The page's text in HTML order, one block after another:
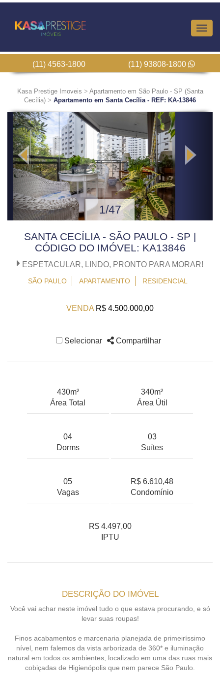
(11) 4563-1800 (11) 93808-1800
Kasa Prestige Imoveis > Apartamento em São Paulo - SP (Santa
Cecília) > Apartamento em Santa Cecília - REF: KA-13846
2/47
Previous
SANTA CECÍLIA - SÃO PAULO - SP |
CÓDIGO DO IMÓVEL: KA13846
ESPETACULAR, LINDO, PRONTO PARA MORAR!
SÃO PAULO APARTAMENTO RESIDENCIAL
VENDA R$ 4.500.000,00
Selecionar Compartilhar
430m²
Área Total
340m²
Área Útil
04
Dorms
03
Suítes
05
Vagas
R$ 6.610,48
Condomínio
R$ 4.497,00
IPTU
DESCRIÇÃO DO IMÓVEL
Você vai achar neste imóvel tudo o que estava procurando, e só
levar suas roupas!
Finos acabamentos e marcenaria planejada de primeiríssimo
nível, nem falemos da vista arborizada de 360* e iluminação
natural em todos os ambientes, localizado em uma das ruas mais
cobiçadas de Higienópolis que nem parece São Paulo.